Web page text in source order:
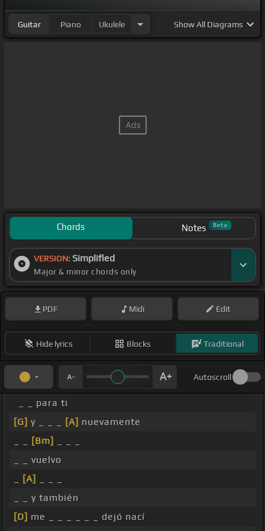
Guitar Piano Ukulele ShowAll Diagrams
Chords Notes Beta
VERSION: Simplified
Major & minor chords only
PDF Midi Edit
Hide lyrics Blocks Traditional
Autoscroll
_ _ para ti
[G] y _ _ _ [A] nuevamente
[Bm]
_ _ vuelvo
[A]
_ _ y también
[D] me _ _ _ _ _ _ dejó nací